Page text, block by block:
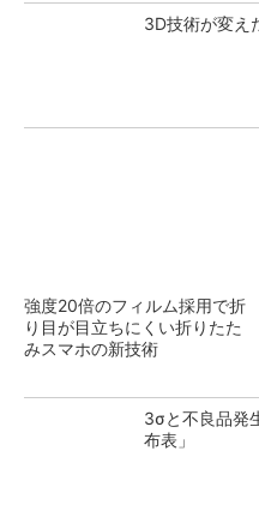
3D技術が変え
強度20倍のフィルム採用で折
り目が目立ちにくい折りたた
みスマホの新技術
3σと不良品発
布表」